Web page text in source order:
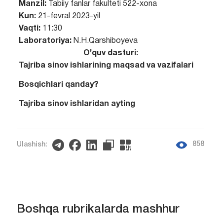
Manzil:Tabiiy fanlar fakulteti 522-xona
Kun: 21-fevral 2023-yil
Vaqti:11:30
Laboratoriya:N.H.Qarshiboyeva
O’quv dasturi:
Tajriba sinov ishlarining maqsad va vazifalari
Bosqichlari qanday?
Tajriba sinov ishlaridan ayting
Ulashish: 858
Boshqa rubrikalarda mashhur